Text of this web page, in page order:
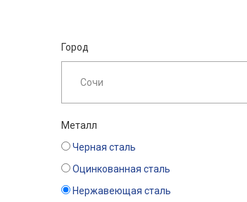
Город
Металл
Черная сталь
Оцинкованная сталь
Нержавеющая сталь